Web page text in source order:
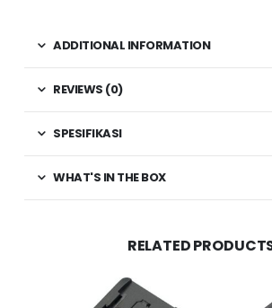
ADDITIONAL INFORMATION
REVIEWS (0)
SPESIFIKASI
WHAT'S IN THE BOX
RELATED